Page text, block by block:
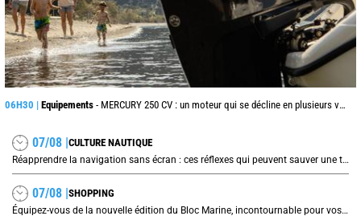
06H30 | Equipements - MERCURY 250 CV : un moteur qui se décline en plusieurs versions suivant l’utilisation
07/08 |CULTURE NAUTIQUE
Réapprendre la navigation sans écran : ces réflexes qui peuvent sauver une traversée
07/08 |SHOPPING
Équipez-vous de la nouvelle édition du Bloc Marine, incontournable pour vos prochaines navigations !